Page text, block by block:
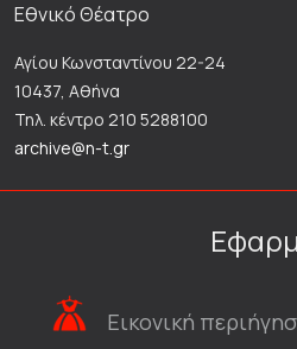
Εθνικό Θέατρο
Αγίου Κωνσταντίνου 22-24
10437, Αθήνα
Τηλ. κέντρο 210 5288100
archive@n-t.gr
Εικονική